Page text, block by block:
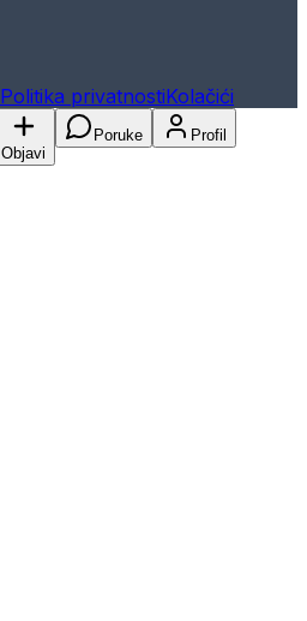
Politika privatnostiKolačići
Objavi
Poruke Profil